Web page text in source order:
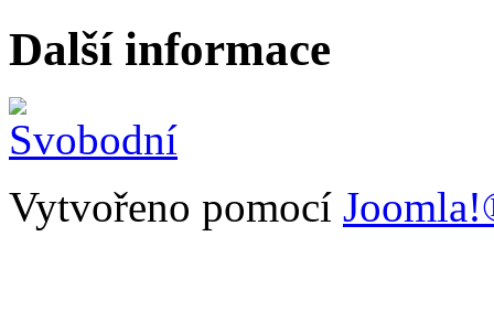
Další informace
Vytvořeno pomocí